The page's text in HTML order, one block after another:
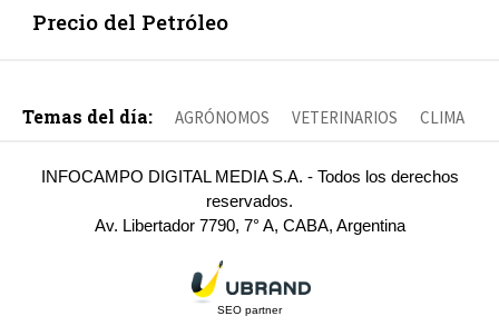
Precio del Petróleo
Temas del día: AGRÓNOMOS VETERINARIOS CLIMA
INFOCAMPO DIGITAL MEDIA S.A. - Todos los derechos
reservados.
Av. Libertador 7790, 7° A, CABA, Argentina
SEO partner